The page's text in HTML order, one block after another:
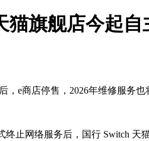
猫旗舰店今起自
，e商店停售，2026年维修服务
终止网络服务后，国行 Switch